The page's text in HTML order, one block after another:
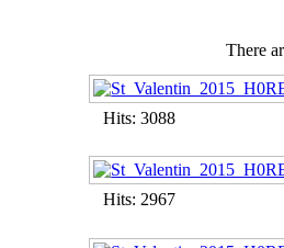
There
Hits: 3088
Hits: 2967